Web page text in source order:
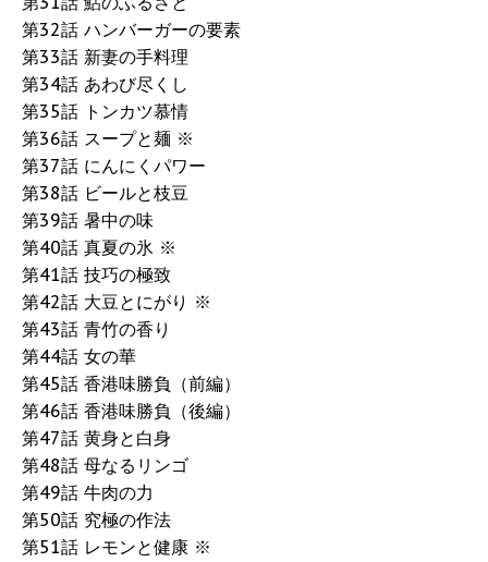
第32話 ハンバーガーの要素
第33話 新妻の手料理
第34話 あわび尽くし
第35話 トンカツ慕情
第36話 スープと麺 ※
第37話 にんにくパワー
第38話 ビールと枝豆
第39話 暑中の味
第40話 真夏の氷 ※
第41話 技巧の極致
第42話 大豆とにがり ※
第43話 青竹の香り
第44話 女の華
第45話 香港味勝負（前編）
第46話 香港味勝負（後編）
第47話 黄身と白身
第48話 母なるリンゴ
第49話 牛肉の力
第50話 究極の作法
第51話 レモンと健康 ※